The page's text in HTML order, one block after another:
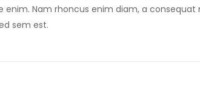
enim. Nam rhoncus enim diam, a
sem est.